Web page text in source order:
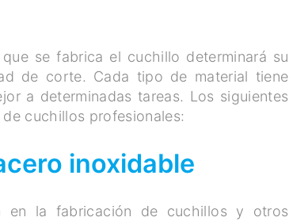
se fabrica el cuchillo determinará su
de corte. Cada tipo de material tiene
a determinadas tareas. Los siguientes
cuchillos profesionales:
inoxidable
en la fabricación de cuchillos y otros